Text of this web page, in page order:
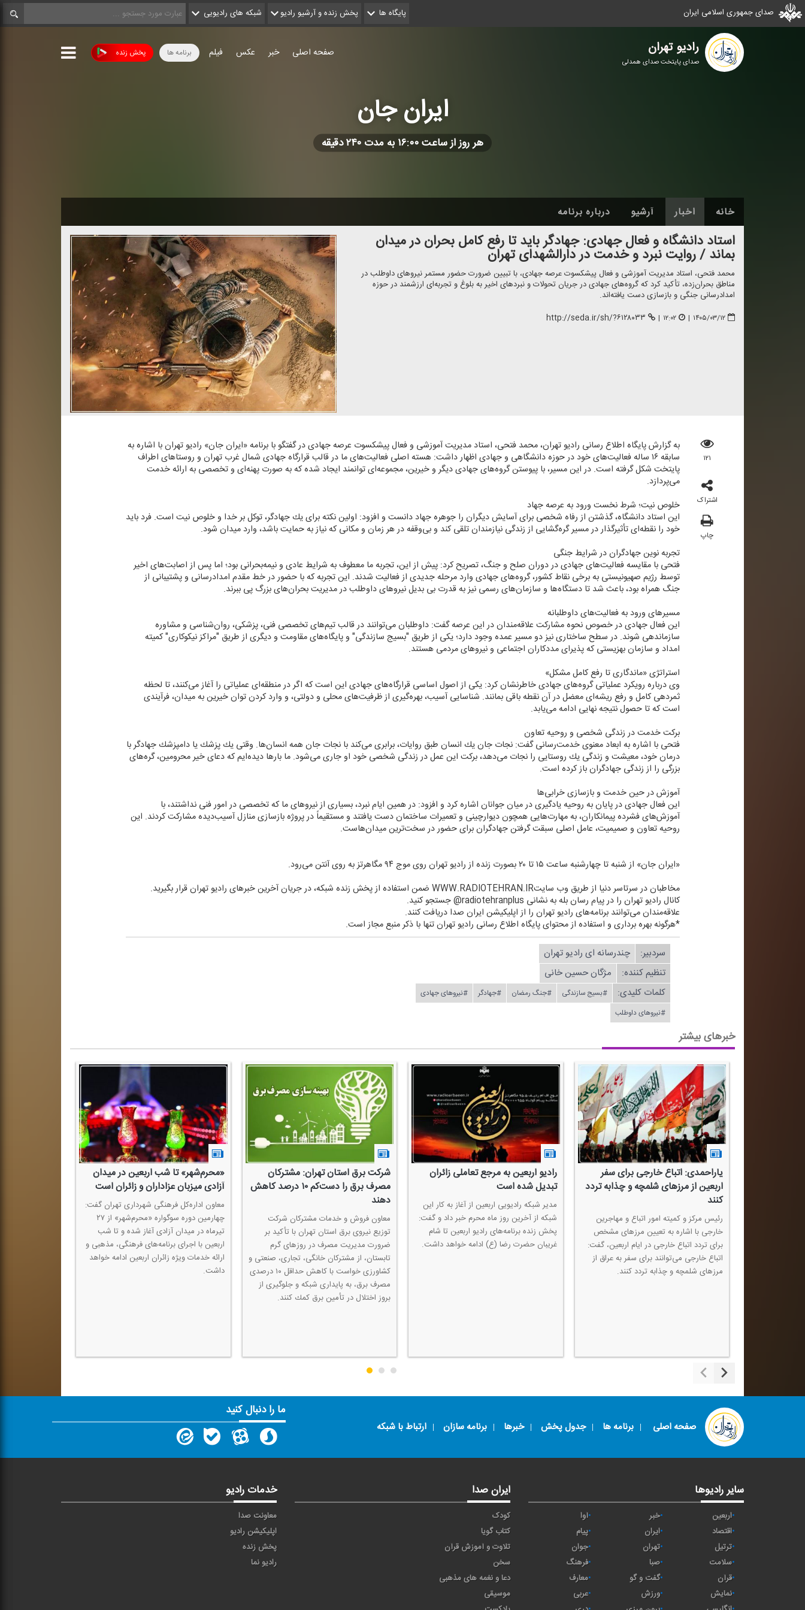
صدای جمهوری اسلامی ایران پایگاه ها پخش زنده و آرشیو رادیو شبکه های رادیویی
رادیو تهران
صدای پایتخت صدای همدلی
پخش زنده برنامه ها صفحه اصلی خبر عکس فیلم
ایران جان
هر روز از ساعت ۱۶:۰۰ به مدت ۲۴۰ دقیقه
خانه اخبار آرشیو درباره برنامه
استاد دانشگاه و فعال جهادی: جهادگر باید تا رفع كامل بحران در میدان
بماند / روایت نبرد و خدمت در دارالشهدای تهران
محمد فتحی، استاد مدیریت آموزشی و فعال پیشكسوت عرصه جهادی، با تبیین ضرورت حضور مستمر نیروهای داوطلب در
مناطق بحران‌زده، تأكید كرد كه گروه‌های جهادی در جریان تحولات و نبردهای اخیر به بلوغ و تجربه‌ای ارزشمند در حوزه
امدادرسانی جنگی و بازسازی دست یافته‌اند.
۱۴۰۵/۰۳/۱۲ | ۱۲:۰۲ | http://seda.ir/sh/?۶۱۲۸۰۳۳
۱۲۱
اشتراک
چاپ
به گزارش پایگاه اطلاع رسانی رادیو تهران، محمد فتحی، استاد مدیریت آموزشی و فعال پیشكسوت عرصه جهادی در گفتگو با برنامه «ایران‌ جان» رادیو تهران با اشاره به
سابقه ۱۶ ساله فعالیت‌های خود در حوزه دانشگاهی و جهادی اظهار داشت: هسته اصلی فعالیت‌های ما در قالب قرارگاه جهادی شمال غرب تهران و روستاهای اطراف
پایتخت شكل گرفته است. در این مسیر، با پیوستن گروه‌های جهادی دیگر و خیرین، مجموعه‌ای توانمند ایجاد شده كه به صورت پهنه‌ای و تخصصی به ارائه خدمت
می‌پردازد.
خلوص نیت؛ شرط نخست ورود به عرصه جهاد
این استاد دانشگاه، گذشتن از رفاه شخصی برای آسایش دیگران را جوهره جهاد دانست و افزود: اولین نكته برای یك جهادگر، توكل بر خدا و خلوص نیت است. فرد باید
خود را نقطه‌ای تأثیرگذار در مسیر گره‌گشایی از زندگی نیازمندان تلقی كند و بی‌وقفه در هر زمان و مكانی كه نیاز به حمایت باشد، وارد میدان شود.
تجربه نوین جهادگران در شرایط جنگی
فتحی با مقایسه فعالیت‌های جهادی در دوران صلح و جنگ، تصریح كرد: پیش از این، تجربه ما معطوف به شرایط عادی و نیمه‌بحرانی بود؛ اما پس از اصابت‌های اخیر
توسط رژیم صهیونیستی به برخی نقاط كشور، گروه‌های جهادی وارد مرحله جدیدی از فعالیت شدند. این تجربه كه با حضور در خط مقدم امدادرسانی و پشتیبانی از
جنگ همراه بود، باعث شد تا دستگاه‌ها و سازمان‌های رسمی نیز به قدرت بی بدیل نیروهای داوطلب در مدیریت بحران‌های بزرگ پی ببرند.
مسیرهای ورود به فعالیت‌های داوطلبانه
این فعال جهادی در خصوص نحوه مشاركت علاقه‌مندان در این عرصه گفت: داوطلبان می‌توانند در قالب تیم‌های تخصصی فنی، پزشكی، روان‌شناسی و مشاوره
سازماندهی شوند. در سطح ساختاری نیز دو مسیر عمده وجود دارد؛ یكی از طریق "بسیج سازندگی" و پایگاه‌های مقاومت و دیگری از طریق "مراكز نیكوكاری" كمیته
امداد و سازمان بهزیستی كه پذیرای مددكاران اجتماعی و نیروهای مردمی هستند.
استراتژی «ماندگاری تا رفع كامل مشكل»
وی درباره رویكرد عملیاتی گروه‌های جهادی خاطرنشان كرد: یكی از اصول اساسی قرارگاه‌های جهادی این است كه اگر در منطقه‌ای عملیاتی را آغاز می‌كنند، تا لحظه
ثمردهی كامل و رفع ریشه‌ای معضل در آن نقطه باقی بمانند. شناسایی آسیب، بهره‌گیری از ظرفیت‌های محلی و دولتی، و وارد كردن توان خیرین به میدان، فرآیندی
است كه تا حصول نتیجه نهایی ادامه می‌یابد.
بركت خدمت در زندگی شخصی و روحیه تعاون
فتحی با اشاره به ابعاد معنوی خدمت‌رسانی گفت: نجات جان یك انسان طبق روایات، برابری می‌كند با نجات جان همه انسان‌ها. وقتی یك پزشك یا دامپزشك جهادگر با
درمان خود، معیشت و زندگی یك روستایی را نجات می‌دهد، بركت این عمل در زندگی شخصی خود او جاری می‌شود. ما بارها دیده‌ایم كه دعای خیر محرومین، گره‌های
بزرگی را از زندگی جهادگران باز كرده است.
آموزش در حین خدمت و بازسازی خرابی‌ها
این فعال جهادی در پایان به روحیه یادگیری در میان جوانان اشاره كرد و افزود: در همین ایام نبرد، بسیاری از نیروهای ما كه تخصصی در امور فنی نداشتند، با
آموزش‌های فشرده پیمانكاران، به مهارت‌هایی همچون دیوارچینی و تعمیرات ساختمان دست یافتند و مستقیماً در پروژه بازسازی منازل آسیب‌دیده مشاركت كردند. این
روحیه تعاون و صمیمیت، عامل اصلی سبقت گرفتن جهادگران برای حضور در سخت‌ترین میدان‌هاست.
«ایران جان» از شنبه تا چهارشنبه ساعت ۱۵ تا ۲۰ بصورت زنده از رادیو تهران روی موج ۹۴ مگاهرتز به روی آنتن می‌رود.
مخاطبان در سرتاسر دنیا از طریق وب سایتWWW.RADIOTEHRAN.IR ضمن استفاده از پخش زنده شبكه، در جریان آخرین خبرهای رادیو تهران قرار بگیرید.
كانال رادیو تهران را در پیام رسان بله به نشانی radiotehranplus@ جستجو كنید.
علاقه‌مندان می‌توانند برنامه‌های رادیو تهران را از اپلیكیشن ایران صدا دریافت كنند.
*هرگونه بهره برداری و استفاده از محتوای پایگاه اطلاع رسانی رادیو تهران تنها با ذكر منبع مجاز است.
سردبیر:
چندرسانه ای رادیو تهران
تنظیم كننده:
مژگان حسین خانی
کلمات کلیدی:
#بسیج سازندگی #جنگ رمضان #جهادگر
#نیروهای جهادی
#نیروهای داوطلب
خبرهای بیشتر
یاراحمدی: اتباع خارجی برای سفر
اربعین از مرزهای شلمچه و چذابه تردد
كنند
رئیس مركز و كمیته امور اتباع و مهاجرین
خارجی با اشاره به تعیین مرزهای مشخص
برای تردد اتباع خارجی در ایام اربعین، گفت:
اتباع خارجی می‌توانند برای سفر به عراق از
مرزهای شلمچه و چذابه تردد كنند.
رادیو اربعین به مرجع تعاملی زائران
تبدیل شده است
مدیر شبكه رادیویی اربعین از آغاز به كار این
شبكه از آخرین روز ماه محرم خبر داد و گفت:
پخش زنده برنامه‌های رادیو اربعین تا شام
غریبان حضرت رضا (ع) ادامه خواهد داشت.
شركت برق استان تهران: مشتركان
مصرف برق را دست‌كم ۱۰ درصد كاهش
دهند
معاون فروش و خدمات مشتركان شركت
توزیع نیروی برق استان تهران با تأكید بر
ضرورت مدیریت مصرف در روزهای گرم
تابستان، از مشتركان خانگی، تجاری، صنعتی و
كشاورزی خواست با كاهش حداقل ۱۰ درصدی
مصرف برق، به پایداری شبكه و جلوگیری از
بروز اختلال در تأمین برق كمك كنند.
«محرم‌شهر» تا شب اربعین در میدان
آزادی میزبان عزاداران و زائران است
معاون اداره‌كل فرهنگی شهرداری تهران گفت:
چهارمین دوره سوگواره «محرم‌شهر» از ۲۷
تیرماه در میدان آزادی آغاز شده و تا شب
اربعین با اجرای برنامه‌های فرهنگی، مذهبی و
ارائه خدمات ویژه زائران اربعین ادامه خواهد
داشت.
صفحه اصلی برنامه ها جدول پخش خبرها برنامه سازان ارتباط با شبکه
ما را دنبال کنید
سایر رادیوها
اربعین خبر
آوا
اقتصاد
ايران
پیام
ترتیل
تهران
جوان
سلامت
صبا
فرهنگ
قرآن
گفت و گو
معارف
نمایش
ورزش
عربی
ایران صدا
کودک
کتاب گویا
تلاوت و آموزش قرآن
سخن
دعا و نغمه های مذهبی
موسیقی
خدمات رادیو
معاونت صدا
اپلیکیشن رادیو
پخش زنده
رادیو نما